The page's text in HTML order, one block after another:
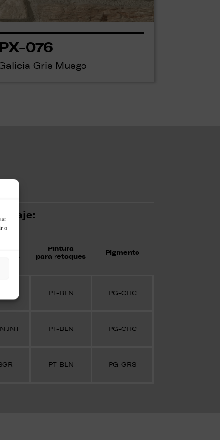
o
PX-076
Gris Musgo
Pintura
para retoques
Pigmento
PT-BLN PG-CHC
JNT PT-BLN PG-CHC
PT-BLN PG-GRS